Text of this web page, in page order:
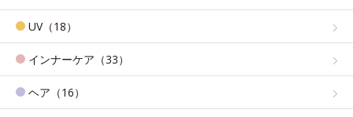
UV（18）
インナーケア（33）
ヘア（16）